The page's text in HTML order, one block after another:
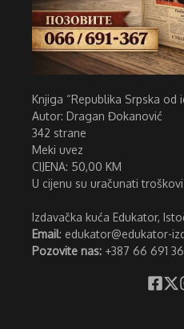
Knjiga “Republika Srpska od
Autor: Dragan Đokanović
342 strane
Meki uvez
CIJENA: 50,00 KM
U cijenu su uračunati
Izdavačka kuća Edukator,
Email: edukator@edukator-
Pozovite nas: +387 66 691